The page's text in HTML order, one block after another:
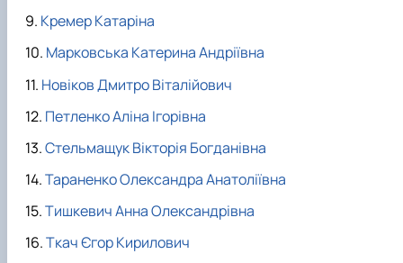
Кремер Катаріна
Марковська Катерина Андріївна
Новіков Дмитро Віталійович
Петленко Аліна Ігорівна
Стельмащук Вікторія Богданівна
Тараненко Олександра Анатоліївна
Тишкевич Анна Олександрівна
Ткач Єгор Кирилович